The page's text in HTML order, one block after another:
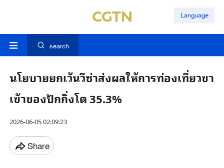
Language
search
นโยบายยกเว้นวีซ่าส่งผลให้การท่องเที่ยวขา
เข้าของปักกิ่งโต 35.3%
2026-06-05 02:09:23
Share